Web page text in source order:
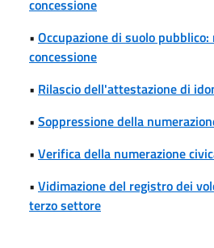
concessione
• Occupazione di suolo
concessione
• Rilascio dell'attestazione di
• Soppressione della
• Verifica della numerazione
• Vidimazione del registro dei
terzo settore